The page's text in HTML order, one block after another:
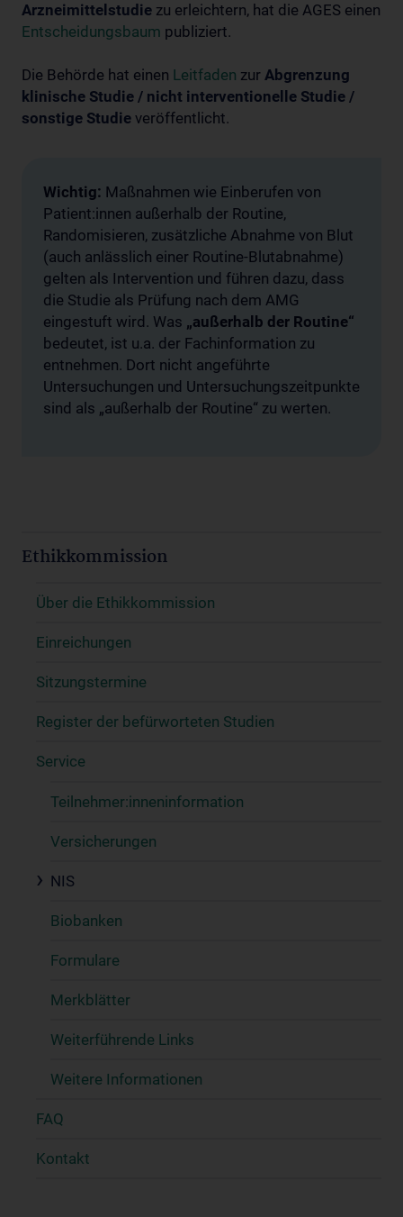
Arzneimittelstudie zu erleichtern, hat die AGES einen
Entscheidungsbaum publiziert.
Die Behörde hat einen Leitfaden zur Abgrenzung
klinische Studie / nicht interventionelle Studie /
sonstige Studie veröffentlicht.
Wichtig: Maßnahmen wie Einberufen von
Patient:innen außerhalb der Routine,
Randomisieren, zusätzliche Abnahme von Blut
(auch anlässlich einer Routine-Blutabnahme)
gelten als Intervention und führen dazu, dass
die Studie als Prüfung nach dem AMG
eingestuft wird. Was „außerhalb der Routine“
bedeutet, ist u.a. der Fachinformation zu
entnehmen. Dort nicht angeführte
Untersuchungen und Untersuchungszeitpunkte
sind als „außerhalb der Routine“ zu werten.
Ethikkommission
Über die Ethikkommission
Einreichungen
Sitzungstermine
Register der befürworteten Studien
Service
Teilnehmer:inneninformation
Versicherungen
NIS
Biobanken
Formulare
Merkblätter
Weiterführende Links
Weitere Informationen
FAQ
Kontakt